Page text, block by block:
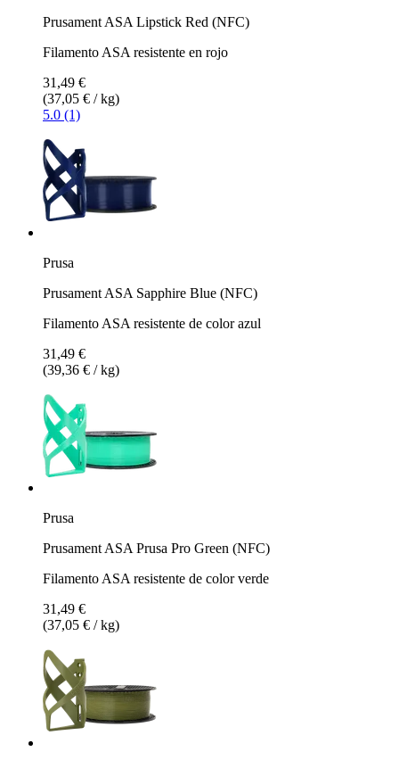
Prusament ASA Lipstick Red (NFC)
Filamento ASA resistente en rojo
31,49 €
(37,05 € / kg)
5.0 (1)
Prusa
Prusament ASA Sapphire Blue (NFC)
Filamento ASA resistente de color azul
31,49 €
(39,36 € / kg)
Prusa
Prusament ASA Prusa Pro Green (NFC)
Filamento ASA resistente de color verde
31,49 €
(37,05 € / kg)